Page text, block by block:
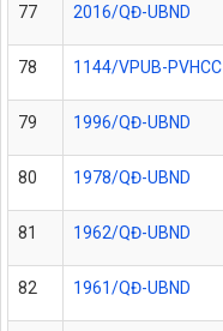
77 2016/QĐ-UBND
78 1144/VPUB-PVHCC
79 1996/QĐ-UBND
80 1978/QĐ-UBND
81 1962/QĐ-UBND
82 1961/QĐ-UBND